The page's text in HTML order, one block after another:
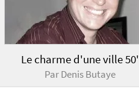
Le charme d'une ville 50'
Par Denis Butaye